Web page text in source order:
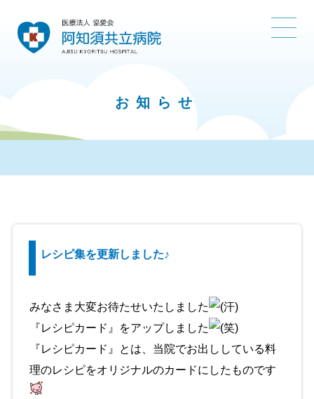
お知らせ
レシピ集を更新しました♪
みなさま大変お待たせいたしました
『レシピカード』をアップしました
『レシピカード』とは、当院でお出ししている料
理のレシピをオリジナルのカードにしたものです